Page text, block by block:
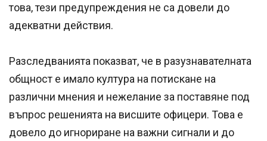
това, тези предупреждения не са довели до
адекватни действия.
Разследванията показват, че в разузнавателната
общност е имало култура на потискане на
различни мнения и нежелание за поставяне под
въпрос решенията на висшите офицери. Това е
довело до игнориране на важни сигнали и до